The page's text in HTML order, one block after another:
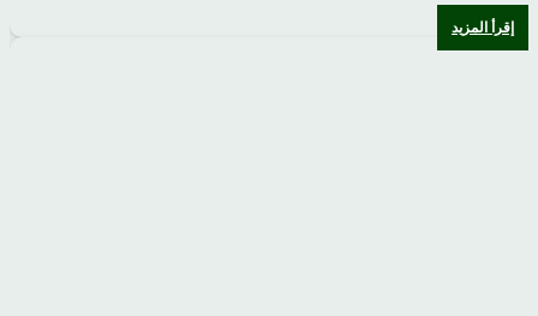
إقرأ المزيد